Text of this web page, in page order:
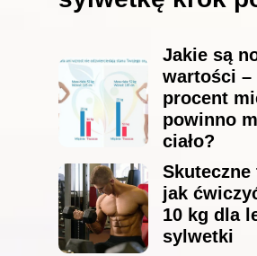
Jakie są
wartości –
procent
powinno
ciało?
jak
10 kg dla
sylwetki